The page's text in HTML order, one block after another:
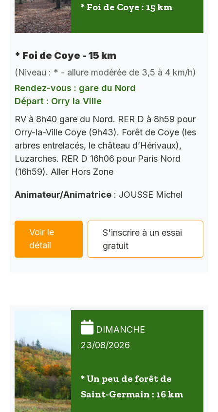
* Foi de Coye : 15 km
* Foi de Coye - 15 km
(Niveau : * - allure modérée de 3,5 à 4 km/h)
Rendez-vous : gare du Nord
Départ : Orry la Ville
RV à 8h40 gare du Nord. RER D à 8h59 pour
Orry-la-Ville Coye (9h43). Forêt de Coye (les
arbres entrelacés, le château d’Hérivaux),
Luzarches. RER D 16h06 pour Paris Nord
(16h59). Aller Hors Zone
Animateur/Animatrice : JOUSSE Michel
Voir le
détail
S'inscrire à un essai
gratuit
DIMANCHE
23/08/2026
* Un peu de forêt de
Saint-Germain : 16 km